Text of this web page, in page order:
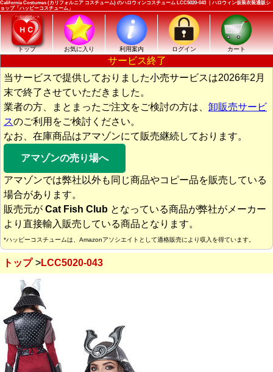
California Costumes (カリフォルニア コスチューム) のハロウィンコスチューム LCC5020-043 ｜ハロウィン仮装衣装通販シ
ョップ「ハッピーコスチューム」
トップ お気に入り 利用案内 ログイン カート
サービス終了
当サービスで提供しておりました小売サービスは2026年2月
末で終了させていただきました。
業者の方、まとまったご注文をご検討の方は、 卸販売サービ
スのご利用をご検討ください。
なお、在庫商品はアマゾンにて販売継続しております。
アマゾンの売り場へ
アマゾンでは弊社以外も同じ商品やコピー品を販売している
場合があります。
販売元が Cat Fish Club となっている商品が弊社がメーカー
より直接輸入販売している商品となります。
*ハッピーコスチュームは、Amazonアソシエイトとして適格販売により収入を得ています。
トップ LCC5020-043